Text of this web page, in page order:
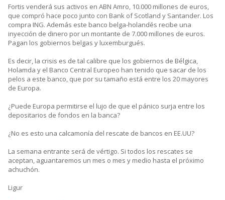
Fortis venderá sus activos en ABN Amro, 10.000 millones de euros,
que compró hace poco junto con Bank of Scotland y Santander. Los
compra ING. Además este banco belga-holandés recibe una
inyección de dinero por un montante de 7.000 millones de euros.
Pagan los gobiernos belgas y luxemburgués.
Es decir, la crisis es de tal calibre que los gobiernos de Bélgica,
Holamda y el Banco Central Europeo han tenido que sacar de los
pelos a este banco, que por su tamaño está entre los 20 mayores
de Europa.
¿Puede Europa permitirse el lujo de que el pánico surja entre los
depositarios de fondos en la banca?
¿No es esto una calcamonía del rescate de bancos en EE.UU?
La semana entrante será de vértigo. Si todos los rescates se
aceptan, aguantaremos un mes o mes y medio hasta el próximo
achuchón.
Ligur